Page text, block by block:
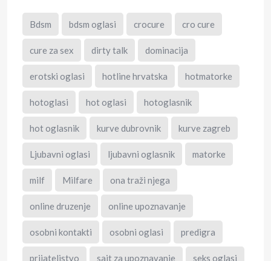
Bdsm bdsm oglasi crocure cro cure
cure za sex dirty talk dominacija
erotski oglasi hotline hrvatska hotmatorke
hotoglasi hot oglasi hotoglasnik
hot oglasnik kurve dubrovnik kurve zagreb
Ljubavni oglasi ljubavni oglasnik matorke
milf Milfare ona traži njega
online druzenje online upoznavanje
osobni kontakti osobni oglasi predigra
prijateljstvo sajt za upoznavanje seks oglasi